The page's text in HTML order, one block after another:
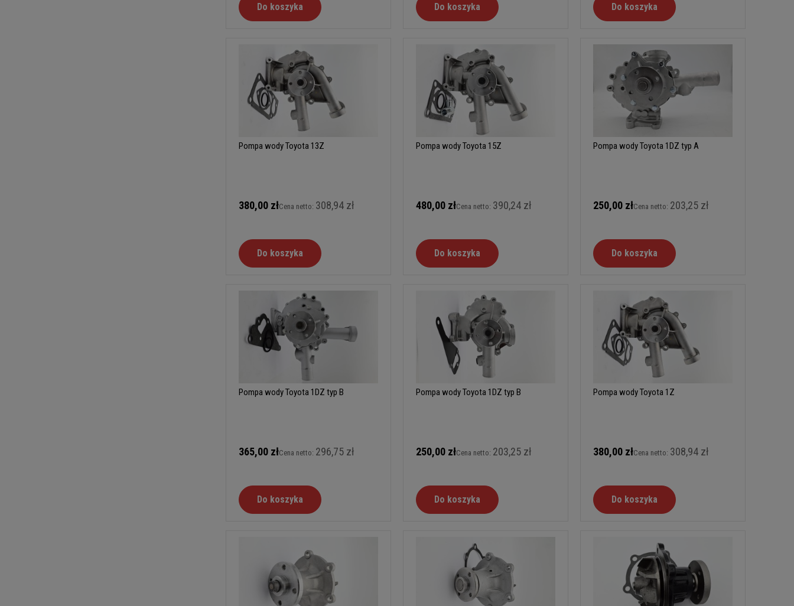
Do koszyka Do koszyka Do koszyka
Pompa wody Toyota 13Z
380,00 złCena netto: 308,94 zł
Do koszyka
Pompa wody Toyota 15Z
480,00 złCena netto: 390,24 zł
Do koszyka
Pompa wody Toyota 1DZ typ A
250,00 złCena netto: 203,25 zł
Do koszyka
Pompa wody Toyota 1DZ typ B
365,00 złCena netto: 296,75 zł
Do koszyka
Pompa wody Toyota 1DZ typ B
250,00 złCena netto: 203,25 zł
Do koszyka
Pompa wody Toyota 1Z
380,00 złCena netto: 308,94 zł
Do koszyka